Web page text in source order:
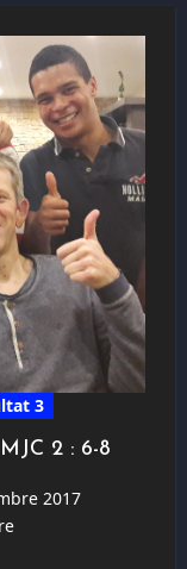
3
2 : 6-8
2017